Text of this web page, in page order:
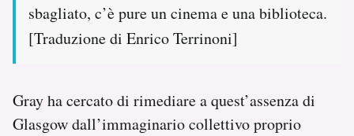
sbagliato, c’è pure un cinema e una biblioteca.
[Traduzione di Enrico Terrinoni]
Gray ha cercato di rimediare a quest’assenza di
Glasgow dall’immaginario collettivo proprio